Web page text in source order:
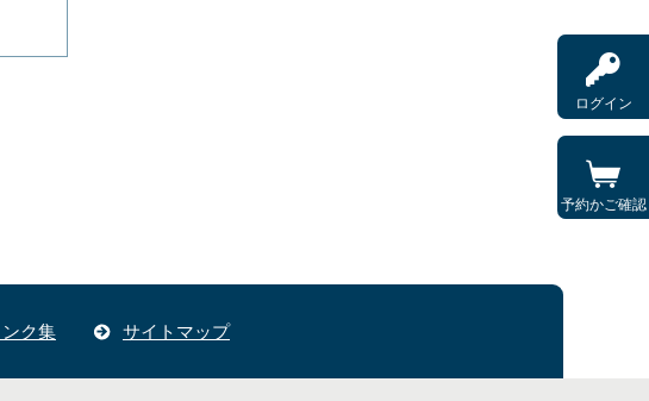
ログイン
予約かご確認
ンク集 サイトマップ